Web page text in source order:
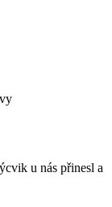
u nás přinesl a